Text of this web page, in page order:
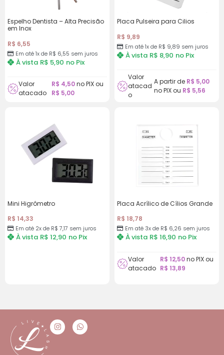
Espelho Dentista – Alta Precisão
em Inox
R$ 6,55
Em até 1x de R$ 6,55 sem juros
À vista R$ 5,90 no Pix
Valor
atacado
R$ 4,50no PIX ou
R$ 5,00
Placa Pulseira para Cilios
R$ 9,89
Em até 1x de R$ 9,89 sem juros
À vista R$ 8,90 no Pix
Valor
atacad
o
A partir de R$ 5,00
no PIX ou R$ 5,56
Mini Higrômetro
R$ 14,33
Em até 2x de R$7,17 sem juros
À vista R$ 12,90 no Pix
Placa Acrílico de Cílios Grande
R$ 18,78
Em até 3x de R$ 6,26 sem juros
À vista R$ 16,90 no Pix
Valor
atacado
R$ 12,50no PIX ou
R$ 13,89